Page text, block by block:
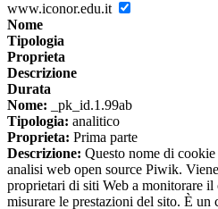
www.iconor.edu.it
Nome
Tipologia
Proprieta
Descrizione
Durata
Nome: _pk_id.1.99ab
Tipologia: analitico
Proprieta: Prima parte
Descrizione: Questo nome di
analisi web open source Piwik.
proprietari di siti Web a monitorare
misurare le prestazioni del sito. È